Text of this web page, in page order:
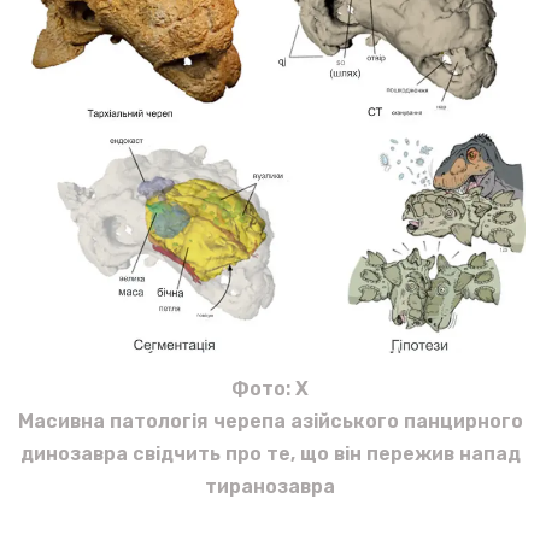
Фото: X
Масивна патологія черепа азійського панцирного
динозавра свідчить про те, що він пережив напад
тиранозавра